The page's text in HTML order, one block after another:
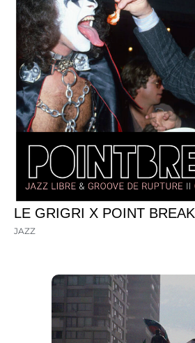
LE GRIGRI X POINT BREAK
JAZZ